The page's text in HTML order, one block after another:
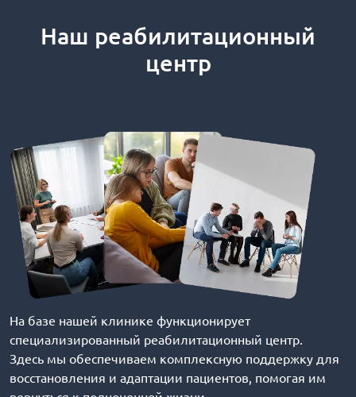
Наш реабилитационный
центр
На базе нашей клинике функционирует
специализированный реабилитационный центр.
Здесь мы обеспечиваем комплексную поддержку для
восстановления и адаптации пациентов, помогая им